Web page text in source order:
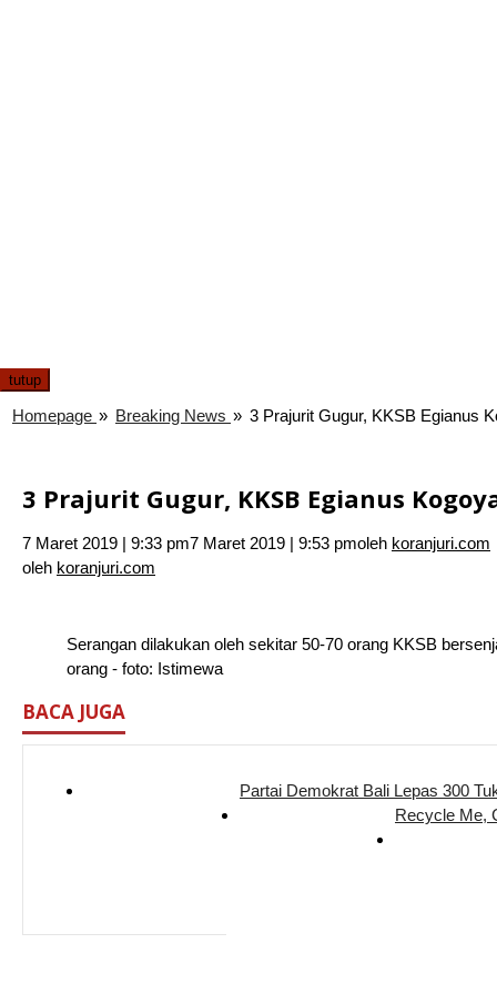
tutup
Homepage » Breaking News » 3 Prajurit Gugur, KKSB Egianus
3 Prajurit Gugur, KKSB Egianus
7 Maret 2019 | 9:33 pm7 Maret 2019 | 9:53 pmoleh koranjuri.com
oleh koranjuri.com
Serangan dilakukan oleh sekitar 50-70 orang KKSB
orang - foto: Istimewa
BACA JUGA
Partai Demokrat Bali Lepas 300
Recycle Me,